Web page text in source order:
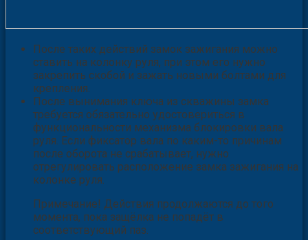
После таких действий замок зажигания можно
ставить на колонку руля, при этом его нужно
закрепить скобой и зажать новыми болтами для
крепления.
После вынимания ключа из скважины замка
требуется обязательно удостовериться в
функциональности механизма блокировки вала
руля. Если фиксатор вала по каким-то причинам
после оборота не срабатывает, нужно
отрегулировать расположение замка зажигания на
колонке руля.
Примечание! Действия продолжаются до того
момента, пока защёлка не попадёт в
соответствующий паз.